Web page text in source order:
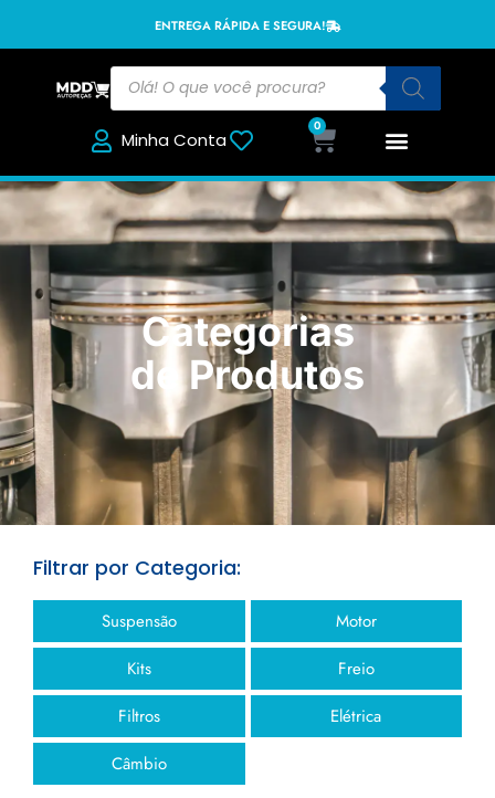
ENTREGA RÁPIDA E SEGURA!
Minha Conta
0
Categorias
de Produtos
Filtrar por Categoria:
Suspensão
Motor
Kits
Freio
Filtros
Elétrica
Câmbio